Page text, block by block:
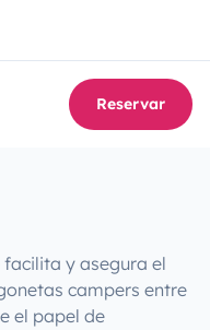
Reservar
y asegura el
campers entre
el papel de